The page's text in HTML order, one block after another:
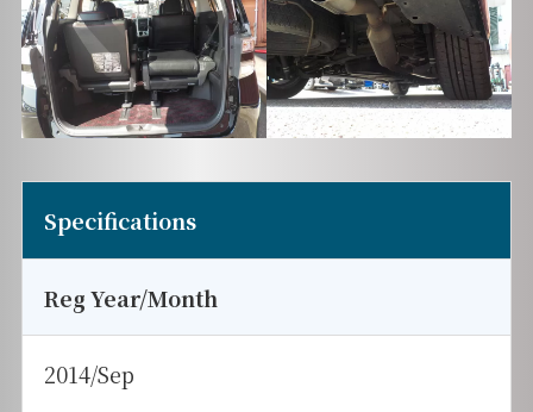
Specifications
Reg Year/Month
2014/Sep